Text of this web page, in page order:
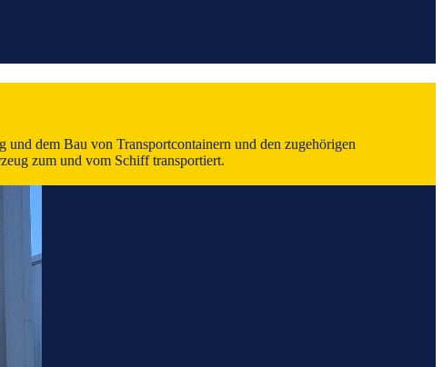
dem Bau von Transportcontainern und den zugehörigen
zum und vom Schiff transportiert.